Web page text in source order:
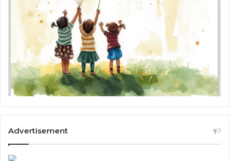
Advertisement